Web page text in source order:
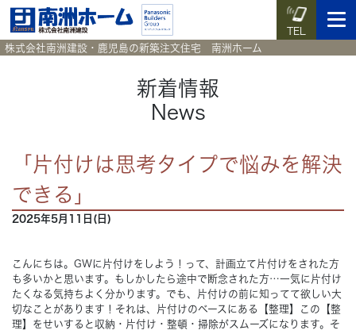
TEL
HOME
News 新着情報
Works 施工実例集
Voice お客様の声
株式会社南洲建設・鹿児島の新築注文住宅 南洲ホーム
新着情報
News
「片付けは思考タイプで悩みを解決
できる」
2025年5月11日(日)
こんにちは。GWに片付けをしよう！って、計画立て片付けをされた方
も多いかと思います。もしかしたら途中で断念された方…一気に片付け
たくなる気持ちよく分かります。でも、片付けの前に知ってて欲しい大
切なことがあります！それは、片付けのベースにある【整理】この【整
理】をせいすると収納・片付け・整頓・掃除がスムーズになります。そ